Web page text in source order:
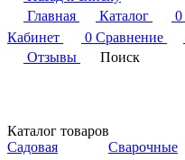
Главная
Каталог 0
Кабинет
0 Сравнение
Отзывы
Поиск
Каталог товаров
Садовая
Сварочные